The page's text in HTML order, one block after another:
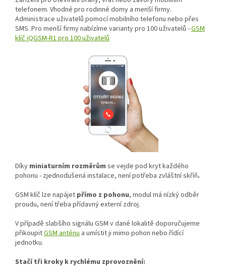
telefonem. Vhodné pro rodinné domy a menší firmy.
Administrace uživatelů pomocí mobilního telefonu nebo přes
SMS. Pro menší firmy nabízíme varianty pro 100 uživatelů -GSM
klíč iQGSM-R1 pro 100 uživatelů
Díky miniaturním rozměrům se vejde pod kryt každého
pohonu - zjednodušená instalace, není potřeba zvláštní skříň.
GSM klíč lze napájet přímo z pohonu, modul má nízký odběr
proudu, není třeba přídavný externí zdroj.
V případě slabšího signálu GSM v dané lokalitě doporučujeme
přikoupitGSM anténu a umístit ji mimo pohon nebo řídící
jednotku.
Stačí tři kroky k rychlému zprovoznění: